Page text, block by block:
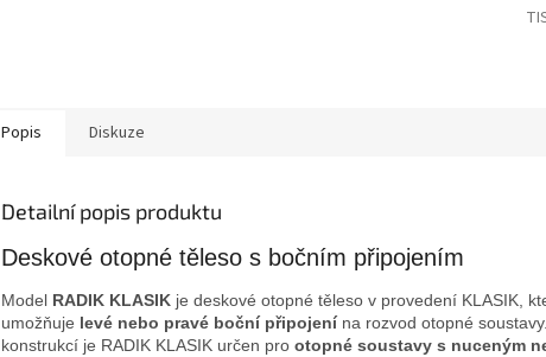
Popis Diskuze
Detailní popis produktu
Deskové otopné těleso s bočním připojením
Model RADIK KLASIK je deskové otopné těleso v provedení KLASIK,
umožňuje levé nebo pravé boční připojenína rozvod otopné
konstrukcí je RADIK KLASIK určen pro otopné soustavy s nuceným